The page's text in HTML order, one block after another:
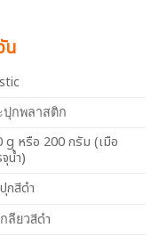
น
ปุกพลาสติก
g หรือ 200 กรัม (เมือ
น้ำ)
กสีดำ
กลียวสีดำ